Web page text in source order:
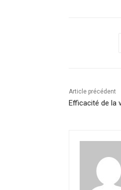
Article précédent
Efficacité de la